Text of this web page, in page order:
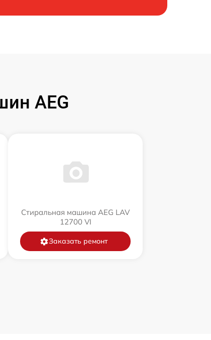
AEG
Стиральная машина AEG LAV
12700 VI
Заказать ремонт